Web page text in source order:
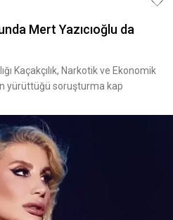
Mert Yazıcıoğlu da
Kaçakçılık, Narkotik ve Ekonomik
yürüttüğü soruşturma kap